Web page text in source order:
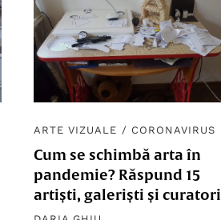
ARTE VIZUALE / CORONAVIRUS
Cum se schimbă arta în
pandemie? Răspund 15
artiști, galeriști și curatori